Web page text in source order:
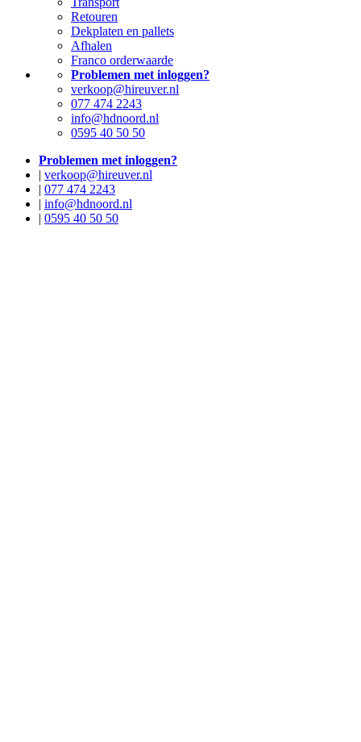
Retouren
Dekplaten en pallets
Afhalen
Franco orderwaarde
Problemen met inloggen?
verkoop@hireuver.nl
077 474 2243
info@hdnoord.nl
0595 40 50 50
Problemen met inloggen?
| verkoop@hireuver.nl
| 077 474 2243
| info@hdnoord.nl
| 0595 40 50 50